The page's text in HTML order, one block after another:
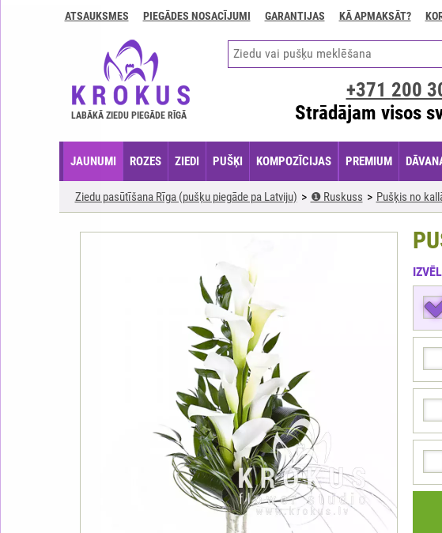
GARANTIJAS
apmaksāt?
pasūtījumu?
ATSAUKSMES PIEGĀDES NOSACĪJUMI GARANTIJAS KĀ APMAKSĀT?
LABĀKĀ ZIEDU PIEGĀDE RĪGĀ
+371 200
Strādājam visos
JAUNUMI ROZES ZIEDI PUŠĶI KOMPOZĪCIJAS PREMIUM
Ziedu pasūtīšana Rīga (pušķu piegāde pa Latviju) ❶ Ruskuss Pušķis no